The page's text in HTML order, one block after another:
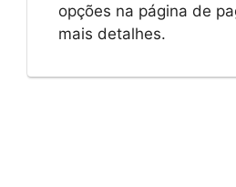
opções na página de
mais detalhes.